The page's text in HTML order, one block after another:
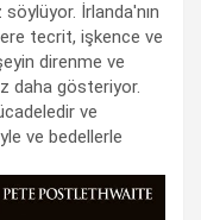
İrlanda'nın
tecrit, işkence ve
direnme ve
daha gösteriyor.
ve
ve bedellerle